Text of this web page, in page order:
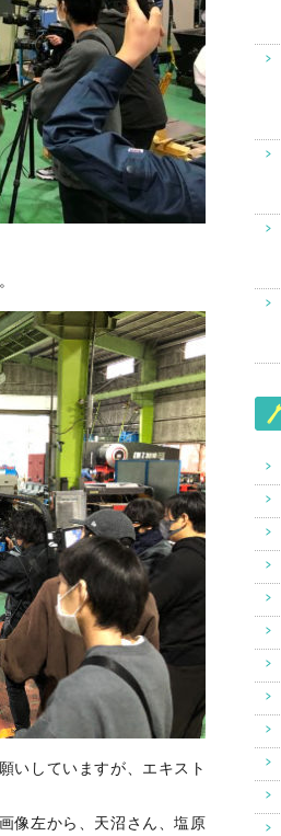
いしていますが、エキスト
像左から、天沼さん、塩原